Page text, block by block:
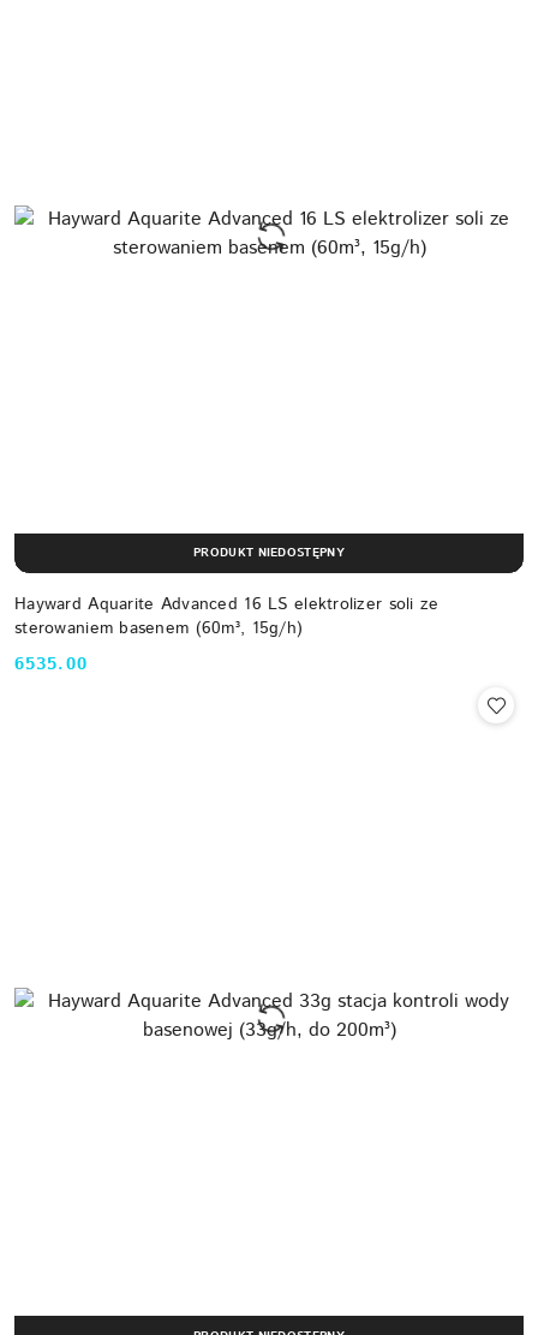
Hayward Aquarite Advanced 16 LS elektrolizer soli ze
sterowaniem basenem (60m³, 15g/h)
Cena:
6535.00
PRODUKT NIEDOSTĘPNY